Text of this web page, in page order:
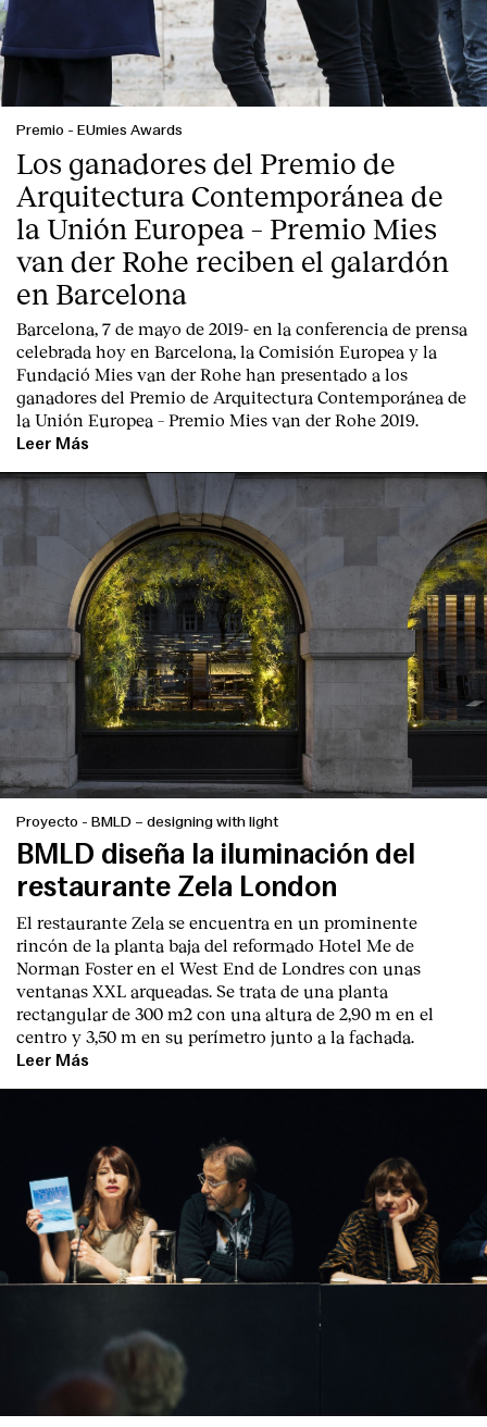
Premio - EUmies Awards
Los ganadores del Premio de
Arquitectura Contemporánea de
la Unión Europea – Premio Mies
van der Rohe reciben el galardón
en Barcelona
Barcelona, 7 de mayo de 2019- en la conferencia de prensa
celebrada hoy en Barcelona, la Comisión Europea y la
Fundació Mies van der Rohe han presentado a los
ganadores del Premio de Arquitectura Contemporánea de
la Unión Europea – Premio Mies van der Rohe 2019.
Leer Más
Proyecto - BMLD – designing with light
BMLD diseña la iluminación del
restaurante Zela London
El restaurante Zela se encuentra en un prominente
rincón de la planta baja del reformado Hotel Me de
Norman Foster en el West End de Londres con unas
ventanas XXL arqueadas. Se trata de una planta
rectangular de 300 m2 con una altura de 2,90 m en el
centro y 3,50 m en su perímetro junto a la fachada.
Leer Más